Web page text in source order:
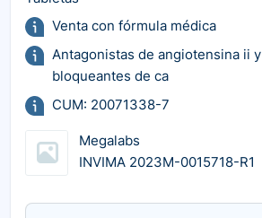
Venta con fórmula médica
Antagonistas de angiotensina ii y
bloqueantes de ca
CUM: 20071338-7
Megalabs
INVIMA 2023M-0015718-R1